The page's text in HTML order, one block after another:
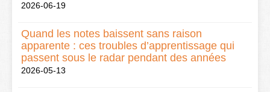
2026-06-19
Quand les notes baissent sans raison
apparente : ces troubles d’apprentissage qui
passent sous le radar pendant des années
2026-05-13